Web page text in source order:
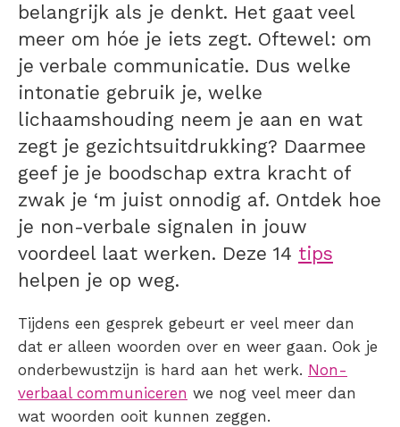
belangrijk als je denkt. Het gaat veel
meer om hóe je iets zegt. Oftewel: om
je verbale communicatie. Dus welke
intonatie gebruik je, welke
lichaamshouding neem je aan en wat
zegt je gezichtsuitdrukking? Daarmee
geef je je boodschap extra kracht of
zwak je ‘m juist onnodig af. Ontdek hoe
je non-verbale signalen in jouw
voordeel laat werken. Deze 14 tips
helpen je op weg.
Tijdens een gesprek gebeurt er veel meer dan
dat er alleen woorden over en weer gaan. Ook je
onderbewustzijn is hard aan het werk. Non-
verbaal communiceren we nog veel meer dan
wat woorden ooit kunnen zeggen.